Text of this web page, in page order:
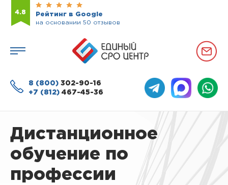
4.8
Рейтинг в Google
на основании 50 отзывов
8 (800) 302-90-16
+7 (812) 467-45-36
Дистанционное
обучение по
профессии